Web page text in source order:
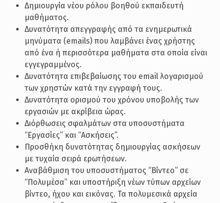
Δημιουργία νέου ρόλου βοηθού εκπαιδευτή
μαθήματος.
Δυνατότητα απεγγραφής από τα ενημερωτικά
μηνύματα (emails) που λαμβάνει ένας χρήστης
από ένα ή περισσότερα μαθήματα στα οποία είναι
εγγεγραμμένος.
Δυνατότητα επιβεβαίωσης του email λογαρισμού
των χρηστών κατά την εγγραφή τους.
Δυνατότητα ορισμού του χρόνου υποβολής των
εργασιών με ακρίβεια ώρας.
Διόρθωσεις σφαλμάτων στα υποσυστήματα
“Εργασίες” και “Ασκήσεις”.
Προσθήκη δυνατότητας δημιουργίας ασκήσεων
με τυχαία σειρά ερωτήσεων.
Αναβάθμιση του υποσυστήματος “Βίντεο” σε
“Πολυμέσα” και υποστήριξη νέων τύπων αρχείων
βίντεο, ήχου και εικόνας. Τα πολυμεσικά αρχεία